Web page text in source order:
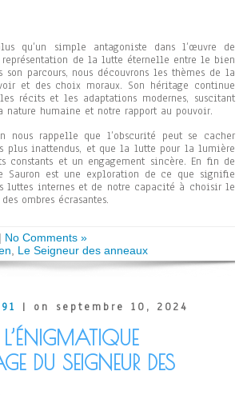
qu’un simple antagoniste dans l’œuvre de
de la lutte éternelle entre le bien
parcours, nous découvrons les thèmes de la
et des choix moraux. Son héritage continue
récits et les adaptations modernes, suscitant
nature humaine et notre rapport au pouvoir.
nous rappelle que l’obscurité peut se cacher
plus inattendus, et que la lutte pour la lumière
constants et un engagement sincère. En fin de
Sauron est une exploration de ce que signifie
luttes internes et de notre capacité à choisir le
ombres écrasantes.
| No Comments »
Le Seigneur des anneaux
| on septembre 10, 2024
DU SEIGNEUR DES